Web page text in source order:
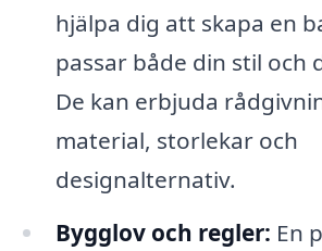
hjälpa dig att skapa en
passar både din stil och
De kan erbjuda
material, storlekar och
designalternativ.
Bygglov och regler: En